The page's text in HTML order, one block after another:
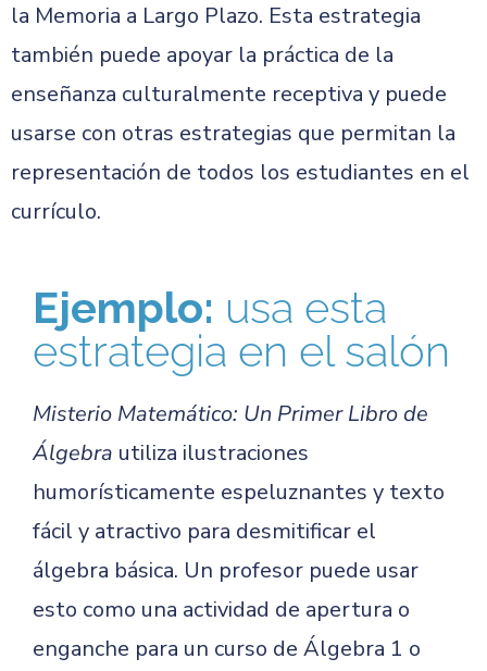
la Memoria a Largo Plazo. Esta estrategia
también puede apoyar la práctica de la
enseñanza culturalmente receptiva y puede
usarse con otras estrategias que permitan la
representación de todos los estudiantes en el
currículo.
Ejemplo: usa esta
estrategia en el salón
Misterio Matemático: Un Primer Libro de
Álgebra utiliza ilustraciones
humorísticamente espeluznantes y texto
fácil y atractivo para desmitificar el
álgebra básica. Un profesor puede usar
esto como una actividad de apertura o
enganche para un curso de Álgebra 1 o